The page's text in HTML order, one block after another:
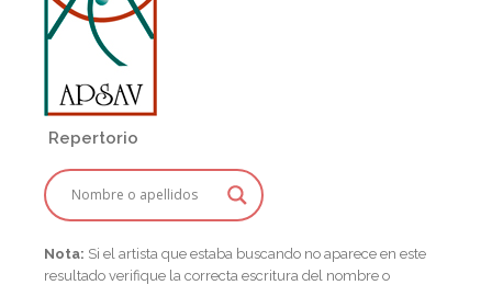
Repertorio
Nota: Si el artista que estaba buscando no aparece en este
resultado verifique la correcta escritura del nombre o